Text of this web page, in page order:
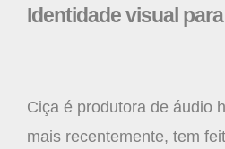
Identidade visual
Ciça é produtora de áudio
mais recentemente, tem